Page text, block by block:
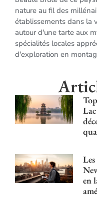
nature au fil des
établissements dans la
autour d'une tarte aux
spécialités locales
d'exploration en
en